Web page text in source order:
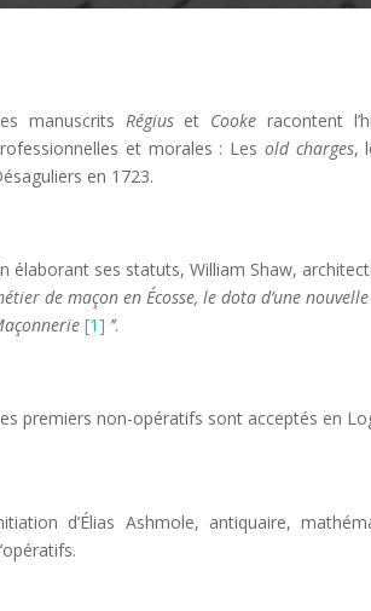
manuscrits Régiuset Cooke racontent
et morales : Les old charges,
en 1723.
élaborant ses statuts, William Shaw,
de maçon en Écosse, le dota d’une
[1] ’’.
premiers non-opératifs sont acceptés en
d’Élias Ashmole, antiquaire,